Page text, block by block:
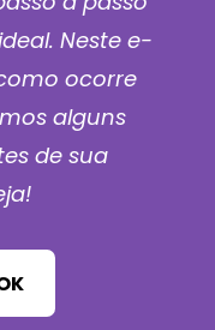
Neste e-
ocorre
alguns
de sua